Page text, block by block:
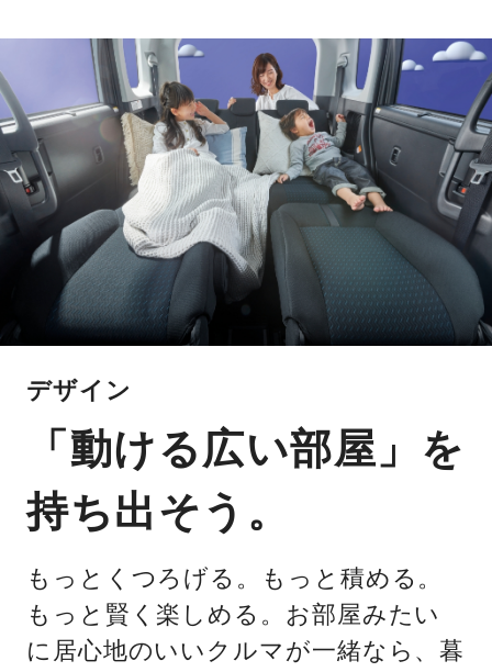
デザイン
「動ける広い部屋」を
持ち出そう。
もっとくつろげる。もっと積める。
もっと賢く楽しめる。お部屋みたい
に居心地のいいクルマが一緒なら、暮